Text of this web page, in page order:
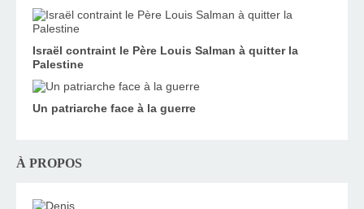
Israël contraint le Père Louis Salman à quitter la
Palestine
Un patriarche face à la guerre
À PROPOS